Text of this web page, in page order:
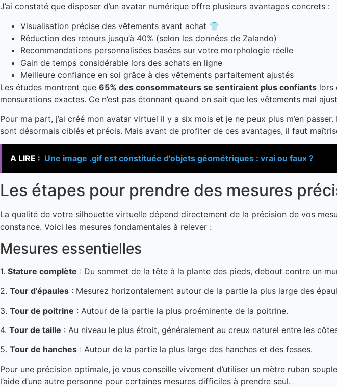
J’ai constaté que disposer d’un avatar numérique offre plusieurs avantages concrets :
Visualisation précise des vêtements avant achat 👕
Réduction des retours jusqu’à 40% (selon les données de Zalando)
Recommandations personnalisées basées sur votre morphologie réelle
Gain de temps considérable lors des achats en ligne
Meilleure confiance en soi grâce à des vêtements parfaitement ajustés
Les études montrent que 65% des consommateurs se sentiraient plus confiants lors
mensurations exactes. Ce n’est pas étonnant quand on sait que les vêtements mal
Pour ma part, j’ai créé mon avatar virtuel il y a six mois et je ne peux plus m’en
sont désormais ciblés et précis. Mais avant de profiter de ces avantages, il faut
A LIRE : Une image .gif est constituée d'objets géométriques : vrai ou faux ?
Les étapes pour prendre des mesures
La qualité de votre silhouette virtuelle dépend directement de la précision de vos
constance. Voici les mesures fondamentales à relever :
Mesures essentielles
1. Stature complète : Du sommet de la tête à la plante des pieds, debout contre un
2. Tour d’épaules : Mesurez horizontalement autour de la partie la plus large des
3. Tour de poitrine : Autour de la partie la plus proéminente de la poitrine.
4. Tour de taille : Au niveau le plus étroit, généralement au creux naturel entre les
5. Tour de hanches : Autour de la partie la plus large des hanches et des fesses.
Pour une précision optimale, je vous conseille vivement d’utiliser un mètre ruban
l’aide d’une autre personne pour certaines mesures difficiles à prendre seul.